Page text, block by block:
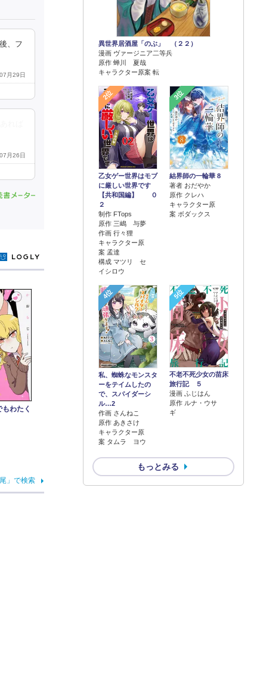
、フ
月29日
月26日
異世界居酒屋「のぶ」 （２２）
漫画 ヴァージニア二等兵
原作 蝉川 夏哉
キャラクター原案 転
2位
乙女ゲー世界はモブ
に厳しい世界です
【共和国編】 ０
２
制作 FTops
原作 三嶋 与夢
作画 行々狸
キャラクター原
案 孟達
構成 マツリ セ
イシロウ
3位
結界師の一輪華 8
著者 おだやか
原作 クレハ
キャラクター原
案 ボダックス
4位
私、蜘蛛なモンスタ
ーをテイムしたの
で、スパイダーシ
ル…2
作画 さんねこ
原作 あきさけ
キャラクター原
案 タムラ ヨウ
5位
不老不死少女の苗床
旅行記 ５
漫画 ふじはん
原作 ルナ・ウサ
ギ
もっとみる
わたく
」で検索